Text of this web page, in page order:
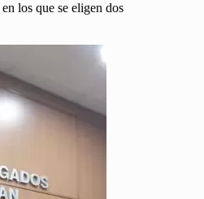
los que se eligen dos